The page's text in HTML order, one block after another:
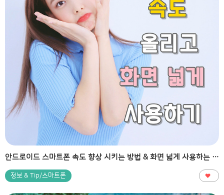
안드로이드 스마트폰 속도 향상 시키는 방법 & 화면 넓게 사용하는 방법
정보 & Tip/스마트폰